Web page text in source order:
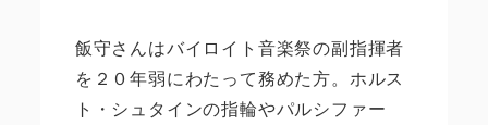
飯守さんはバイロイト音楽祭の副指揮者
を２０年弱にわたって務めた方。ホルス
ト・シュタインの指輪やパルシファー